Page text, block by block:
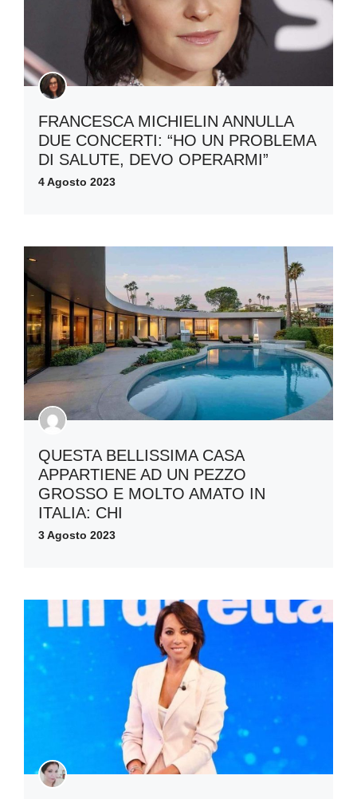
FRANCESCA MICHIELIN ANNULLA
DUE CONCERTI: “HO UN PROBLEMA
DI SALUTE, DEVO OPERARMI”
4 Agosto 2023
QUESTA BELLISSIMA CASA
APPARTIENE AD UN PEZZO
GROSSO E MOLTO AMATO IN
ITALIA: CHI
3 Agosto 2023